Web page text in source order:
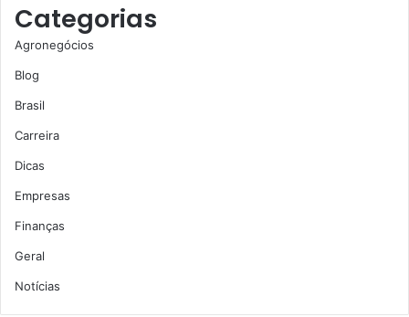
Categorias
Agronegócios
Blog
Brasil
Carreira
Dicas
Empresas
Finanças
Geral
Notícias